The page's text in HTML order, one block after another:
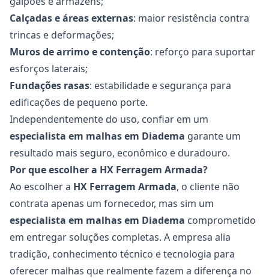
Calçadas e áreas externas: maior resistência contra
trincas e deformações;
Muros de arrimo e contenção: reforço para suportar
esforços laterais;
Fundações rasas: estabilidade e segurança para
edificações de pequeno porte.
Independentemente do uso, confiar em um
especialista em malhasem Diadema garante um
resultado mais seguro, econômico e duradouro.
Por que escolher a HX Ferragem Armada?
Ao escolher a HX Ferragem Armada, o cliente não
contrata apenas um fornecedor, mas sim um
especialista em malhasem Diadema comprometido
em entregar soluções completas. A empresa alia
tradição, conhecimento técnico e tecnologia para
oferecer malhas que realmente fazem a diferença no